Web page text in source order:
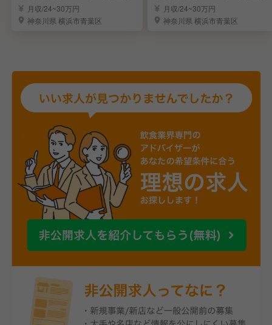
店長・料理長を募集！
月収/24~30万円
神奈川県 横浜市青葉区
料理長候補を募集！
月収/24~30万円
神奈川県 横浜市青葉区